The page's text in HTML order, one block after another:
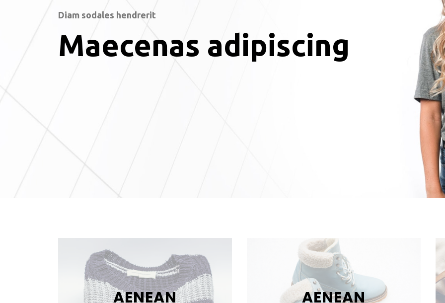
Diam sodales hendrerit
Maecenas adipiscing
AENEAN AENEAN